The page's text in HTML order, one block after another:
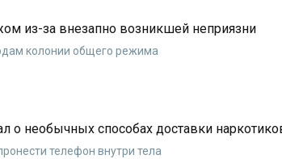
из-за внезапно возникшей неприязни
колонии общего режима
о необычных способах доставки
телефон внутри тела